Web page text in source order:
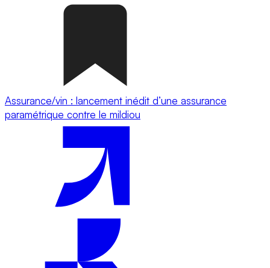
Assurance/vin : lancement inédit d’une assurance
paramétrique contre le mildiou